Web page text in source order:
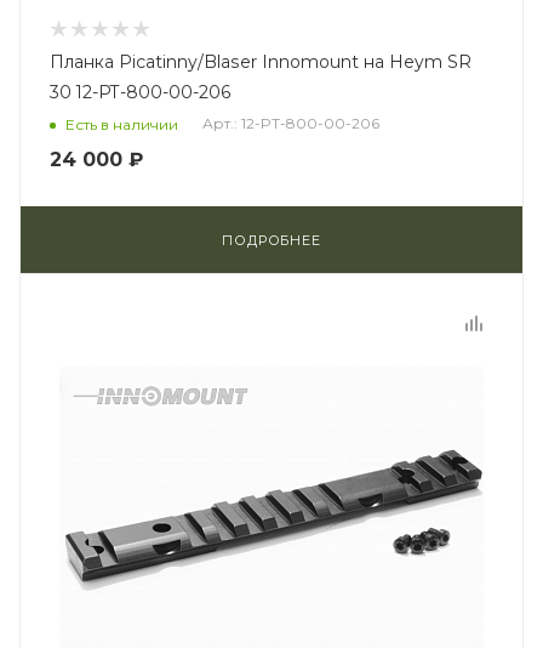
Планка Picatinny/Blaser Innomount на Heym SR
30 12-PT-800-00-206
Есть в наличии Арт.: 12-PT-800-00-206
24 000 ₽
ПОДРОБНЕЕ